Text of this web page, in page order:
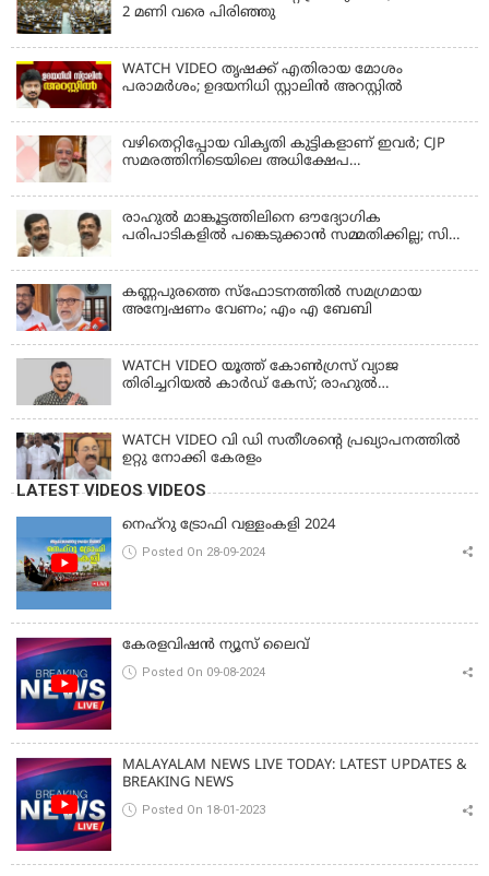
2 മണി വരെ പിരിഞ്ഞു
WATCH VIDEO തൃഷക്ക് എതിരായ മോശം
പരാമര്‍ശം; ഉദയനിധി സ്റ്റാലിൻ അറസ്റ്റിൽ
വഴിതെറ്റിപ്പോയ വികൃതി കുട്ടികളാണ് ഇവര്‍; CJP
സമരത്തിനിടെയിലെ അധിക്ഷേപ
രാഹുല്‍ മാങ്കൂട്ടത്തിലിനെ ഔദ്യോഗിക
പരിപാടികളില്‍ പങ്കെടുക്കാന്‍ സമ്മതിക്കില്ല; സി
കണ്ണപുരത്തെ സ്‌ഫോടനത്തില്‍ സമഗ്രമായ
അന്വേഷണം വേണം; എം എ ബേബി
WATCH VIDEO യൂത്ത് കോൺഗ്രസ് വ്യാജ
തിരിച്ചറിയൽ കാർഡ് കേസ്; രാഹുൽ
WATCH VIDEO വി ഡി സതീശൻ്റെ പ്രഖ്യാപനത്തിൽ
ഉറ്റു നോക്കി കേരളം
LATEST VIDEOS VIDEOS
നെഹ്‌റു ട്രോഫി വള്ളംകളി 2024
Posted On 28-09-2024
കേരളവിഷൻ ന്യൂസ് ലൈവ്
Posted On 09-08-2024
MALAYALAM NEWS LIVE TODAY: LATEST UPDATES &
BREAKING NEWS
Posted On 18-01-2023